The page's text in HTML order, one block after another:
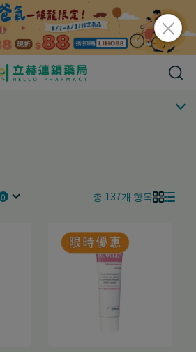
총 137개 항목